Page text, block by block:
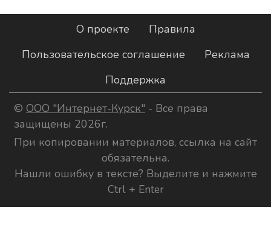
О проекте
Правила
Пользовательское соглашение
Реклама
Поддержка
© ООО "Интернет-Курск" - Все права
защищены 2026г.
При копировании материалов, ссылка на сайт
обязательна.
Нашли ошибку в тексте? Выделите и нажмите
Ctrl + Enter